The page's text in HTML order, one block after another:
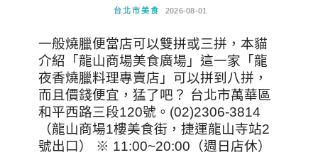
台北市美食 2026-08-01
一般燒臘便當店可以雙拼或三拼，本貓
介紹「龍山商場美食廣場」這一家「龍
夜香燒臘料理專賣店」可以拼到八拼，
而且價錢便宜，猛了吧？ 台北市萬華區
和平西路三段120號。(02)2306-3814
（龍山商場1樓美食街，捷運龍山寺站2
號出口） ※ 11:00~20:00（週日店休）